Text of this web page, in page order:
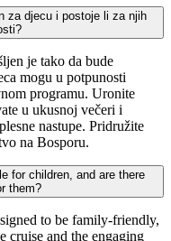
za djecu i postoje li za njih
je tako da bude
mogu u potpunosti
programu. Uronite
u ukusnoj večeri i
nastupe. Pridružite
na Bosporu.
for children, and are there
them?
to be family-friendly,
cruise and the engaging